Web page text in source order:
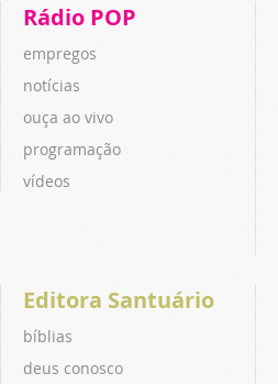
Rádio POP
empregos
notícias
ouça ao vivo
programação
vídeos
Editora Santuário
bíblias
deus conosco